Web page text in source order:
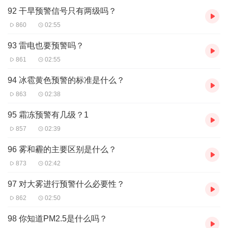
92 干旱预警信号只有两级吗？
860 02:55
93 雷电也要预警吗？
861 02:55
94 冰雹黄色预警的标准是什么？
863 02:38
95 霜冻预警有几级？1
857 02:39
96 雾和霾的主要区别是什么？
873 02:42
97 对大雾进行预警什么必要性？
862 02:50
98 你知道PM2.5是什么吗？